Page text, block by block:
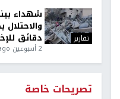
تقارير
شهداء
دقائق
2 أسبوعين ago
تصريحات خاصة